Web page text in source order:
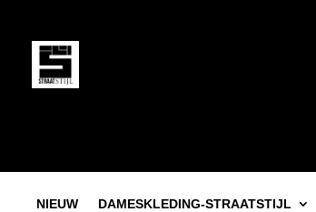
NIEUW DAMESKLEDING-STRAATSTIJL